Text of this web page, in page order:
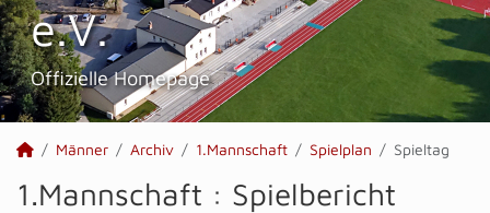
e.V.
Offizielle Homepage
Männer Archiv 1.Mannschaft Spielplan Spieltag
1.Mannschaft : Spielbericht